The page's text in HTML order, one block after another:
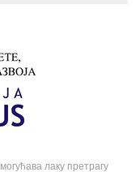
лаку претрагу